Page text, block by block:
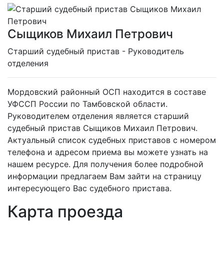
Сыщиков Михаил Петрович
Cтарший судебный пристав - Руководитель
отделения
Мордовский районный ОСП находится в составе
УФССП России по Тамбовской области.
Руководителем отделения является старший
судебный пристав Сыщиков Михаил Петрович.
Актуальный список судебных приставов с номером
телефона и адресом приема вы можете узнать на
нашем ресурсе. Для получения более подробной
информации предлагаем Вам зайти на страницу
интересующего Вас судебного пристава.
Карта проезда